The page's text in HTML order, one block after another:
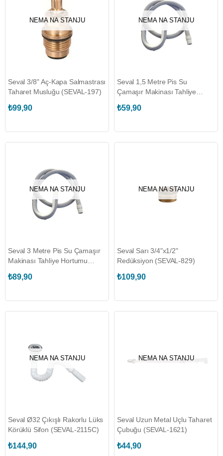
NEMA NA STANJU
Seval 3/8" Aç-Kapa Salmastrası
Taharet Musluğu (SEVAL-197)
₺99,90
NEMA NA STANJU
Seval 1,5 Metre Pis Su
Çamaşır Makinası Tahliye
₺59,90
NEMA NA STANJU
Seval 3 Metre Pis Su Çamaşır
Makinası Tahliye Hortumu
₺89,90
NEMA NA STANJU
Seval Sarı 3/4"x1/2"
Redüksiyon (SEVAL-829)
₺109,90
NEMA NA STANJU
Seval Ø32 Çıkışlı Rakorlu Lüks
Körüklü Sifon (SEVAL-2115C)
₺144,90
NEMA NA STANJU
Seval Uzun Metal Uçlu Taharet
Çubuğu (SEVAL-1621)
₺44,90